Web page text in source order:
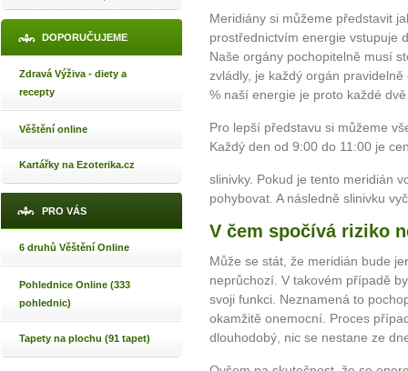
DOPORUČUJEME
Zdravá Výživa - diety a
recepty
Věštění online
Kartářky na Ezoterika.cz
PRO VÁS
6 druhů Věštění Online
Pohlednice Online (333
pohlednic)
Tapety na plochu (91 tapet)
Meridiány si můžeme představit
prostřednictvím energie vstupuje
Naše orgány pochopitelně musí
zvládly, je každý orgán
% naší energie je proto každé
Pro lepší představu si můžeme
Každý den od 9:00 do 11:00 je
slinivky. Pokud je tento meridián
pohybovat. A následně slinivku
V čem spočívá riziko
Může se stát, že meridián bude
neprůchozí. V takovém případě
svoji funkci. Neznamená to
okamžitě onemocní. Proces
dlouhodobý, nic se nestane ze